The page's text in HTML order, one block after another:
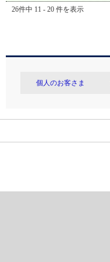
26件中 11 - 20 件を表示
個人のお客さま